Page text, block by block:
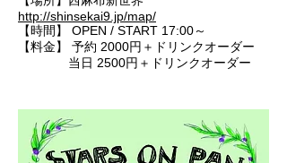
http://shinsekai9.jp/map/
【時間】 OPEN / START 17:00～
【料金】 予約 2000円＋ドリンクオーダー
当日 2500円＋ドリンクオーダー